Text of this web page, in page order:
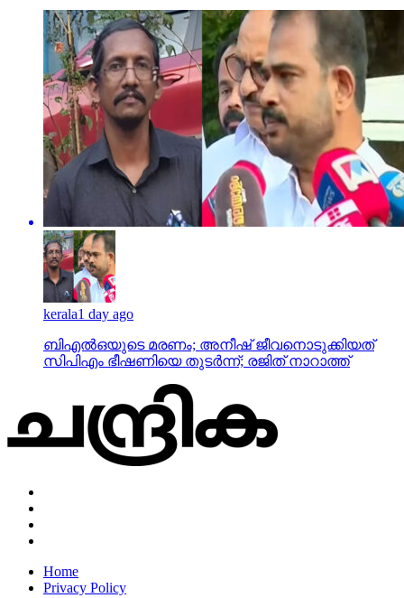
kerala1 day ago
ബിഎല്‍ഒയുടെ മരണം; അനീഷ് ജീവനൊടുക്കിയത്
സിപിഎം ഭീഷണിയെ തുടര്‍ന്ന്; രജിത് നാറാത്ത്
Home
Privacy Policy